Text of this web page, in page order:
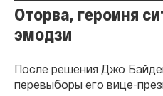
Оторва, героиня
эмодзи
После решения Джо
перевыборы его вице-